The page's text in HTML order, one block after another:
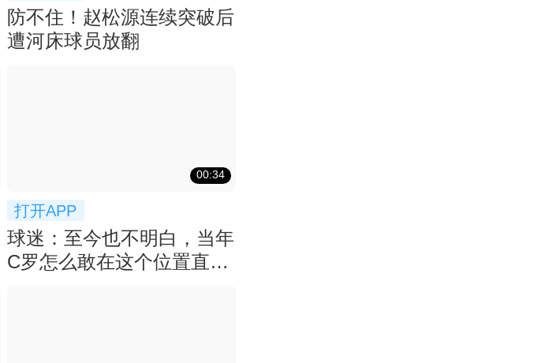
防不住！赵松源连续突破后
遭河床球员放翻
00:34
打开APP
球迷：至今也不明白，当年
C罗怎么敢在这个位置直接